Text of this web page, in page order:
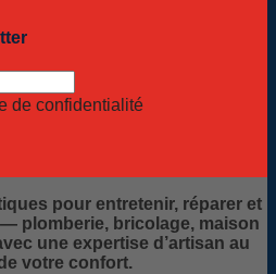
de confidentialité
pour entretenir, réparer et
plomberie, bricolage, maison
une expertise d’artisan au
votre confort.